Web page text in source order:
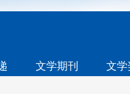
文学期刊 文